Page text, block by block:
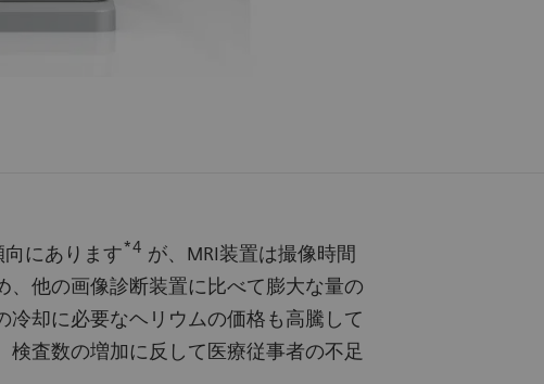
にあります*4 が、MRI装置は撮像時間
他の画像診断装置に比べて膨大な量の
却に必要なヘリウムの価格も高騰して
査数の増加に反して医療従事者の不足